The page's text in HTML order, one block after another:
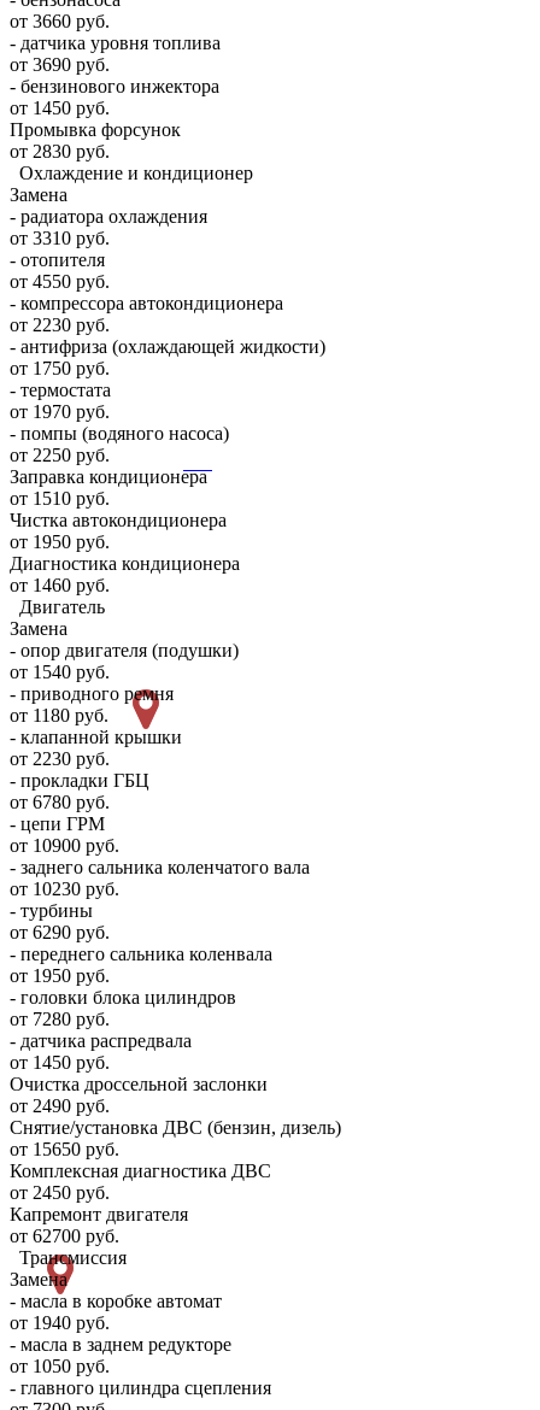
от 3660 руб.
- датчика уровня топлива
от 3690 руб.
- бензинового инжектора
от 1450 руб.
Промывка форсунок
от 2830 руб.
Охлаждение и кондиционер
Замена
- радиатора охлаждения
от 3310 руб.
- отопителя
от 4550 руб.
- компрессора автокондиционера
от 2230 руб.
- антифриза (охлаждающей жидкости)
от 1750 руб.
- термостата
от 1970 руб.
- помпы (водяного насоса)
от 2250 руб.
Заправка кондиционера
от 1510 руб.
Чистка автокондиционера
от 1950 руб.
Диагностика кондиционера
от 1460 руб.
Двигатель
Замена
- опор двигателя (подушки)
от 1540 руб.
- приводного ремня
от 1180 руб.
- клапанной крышки
от 2230 руб.
- прокладки ГБЦ
от 6780 руб.
- цепи ГРМ
от 10900 руб.
- заднего сальника коленчатого вала
от 10230 руб.
- турбины
от 6290 руб.
- переднего сальника коленвала
от 1950 руб.
- головки блока цилиндров
от 7280 руб.
- датчика распредвала
от 1450 руб.
Очистка дроссельной заслонки
от 2490 руб.
Снятие/установка ДВС (бензин, дизель)
от 15650 руб.
Комплексная диагностика ДВС
от 2450 руб.
Капремонт двигателя
от 62700 руб.
Трансмиссия
Замена
- масла в коробке автомат
от 1940 руб.
- масла в заднем редукторе
от 1050 руб.
- главного цилиндра сцепления